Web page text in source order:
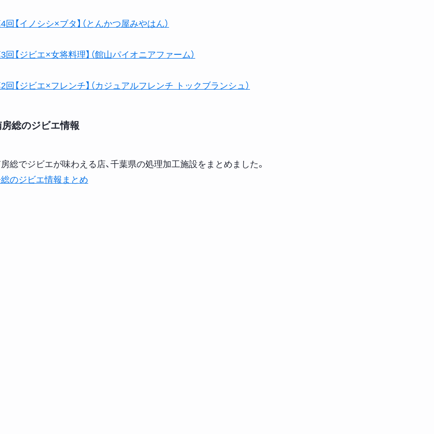
回【イノシシ×ブタ】（とんかつ屋みやはん）
回【ジビエ×女将料理】（館山パイオニアファーム）
回【ジビエ×フレンチ】（カジュアルフレンチ トックブランシュ）
総のジビエ情報
総でジビエが味わえる店、千葉県の処理加工施設をまとめました。
のジビエ情報まとめ